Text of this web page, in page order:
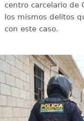
centro carcelario de
los mismos delitos
con este caso.